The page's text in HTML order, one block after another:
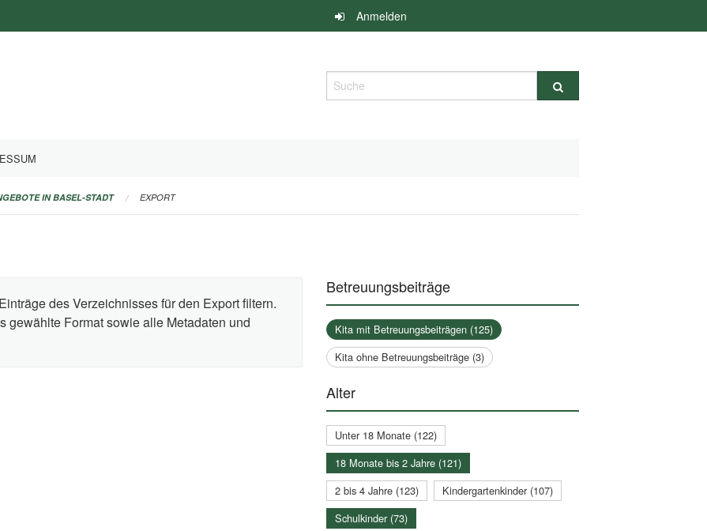
Anmelden
Suche
IN BASEL-STADT EXPORT
des Verzeichnisses für den Export filtern.
gewählte Format sowie alle Metadaten und
Betreuungsbeiträge
Kita mit Betreuungsbeiträgen (125)
Kita ohne Betreuungsbeiträge (3)
Alter
Unter 18 Monate (122)
18 Monate bis 2 Jahre (121)
2 bis 4 Jahre (123)
Kindergartenkinder (107)
Schulkinder (73)